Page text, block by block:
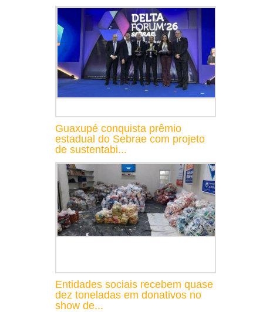
Guaxupé conquista prêmio
estadual do Sebrae com projeto
de sustentabi...
Entidades sociais recebem quase
dez toneladas em donativos no
show de...